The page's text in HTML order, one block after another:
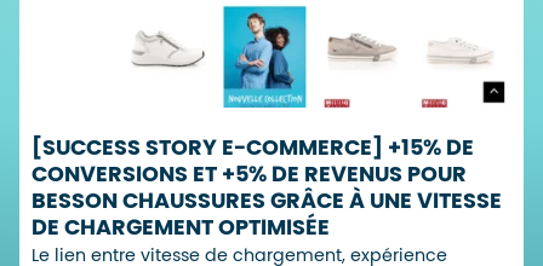
[SUCCESS STORY E-COMMERCE] +15% DE
CONVERSIONS ET +5% DE REVENUS POUR
BESSON CHAUSSURES GRÂCE À UNE VITESSE
DE CHARGEMENT OPTIMISÉE
Le lien entre vitesse de chargement, expérience